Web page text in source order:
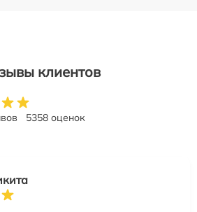
клиентов
5358 оценок